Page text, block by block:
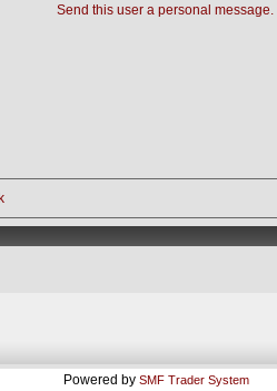
Send this user a personal message.
Powered bySMF Trader System